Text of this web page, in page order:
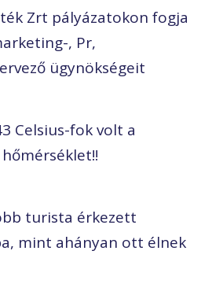
Zrt pályázatokon fogja
, Pr,
ügynökségeit
Celsius-fok volt a
turista érkezett
mint ahányan ott élnek